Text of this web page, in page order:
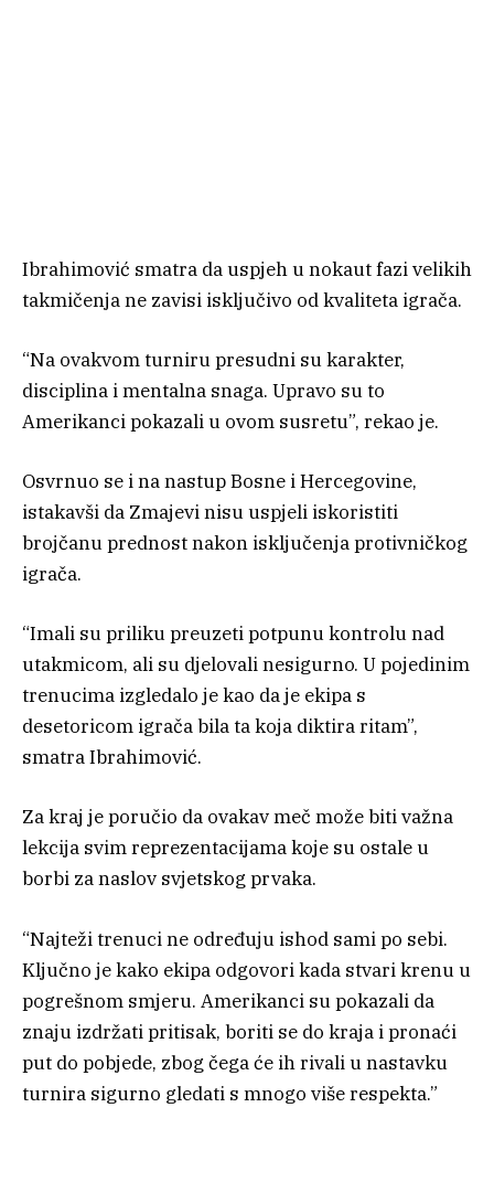
Ibrahimović smatra da uspjeh u nokaut fazi velikih
takmičenja ne zavisi isključivo od kvaliteta igrača.
“Na ovakvom turniru presudni su karakter,
disciplina i mentalna snaga. Upravo su to
Amerikanci pokazali u ovom susretu”, rekao je.
Osvrnuo se i na nastup Bosne i Hercegovine,
istakavši da Zmajevi nisu uspjeli iskoristiti
brojčanu prednost nakon isključenja protivničkog
igrača.
“Imali su priliku preuzeti potpunu kontrolu nad
utakmicom, ali su djelovali nesigurno. U pojedinim
trenucima izgledalo je kao da je ekipa s
desetoricom igrača bila ta koja diktira ritam”,
smatra Ibrahimović.
Za kraj je poručio da ovakav meč može biti važna
lekcija svim reprezentacijama koje su ostale u
borbi za naslov svjetskog prvaka.
“Najteži trenuci ne određuju ishod sami po sebi.
Ključno je kako ekipa odgovori kada stvari krenu u
pogrešnom smjeru. Amerikanci su pokazali da
znaju izdržati pritisak, boriti se do kraja i pronaći
put do pobjede, zbog čega će ih rivali u nastavku
turnira sigurno gledati s mnogo više respekta.”